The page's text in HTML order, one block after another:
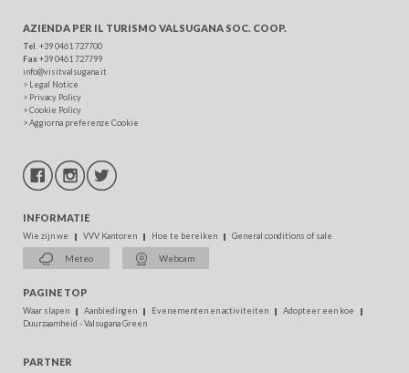
AZIENDA PER IL TURISMO VALSUGANA SOC. COOP.
Tel . +39 0461 727700
Fax+39 0461 727799
info@visitvalsugana.it
> Legal Notice
> Privacy Policy
>Cookie Policy
>Aggiorna preferenze Cookie
INFORMATIE
Wie zijn we VVV Kantoren Hoe te bereiken General conditions of sale
Meteo Webcam
PAGINE TOP
Waar slapen Aanbiedingen Evenementen en activiteiten
Adopteer een koe
Duurzaamheid - Valsugana Green
PARTNER